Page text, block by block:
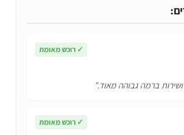
✓ רוכש מאומת
ברמה גבוהה מאוד."
✓ רוכש מאומת